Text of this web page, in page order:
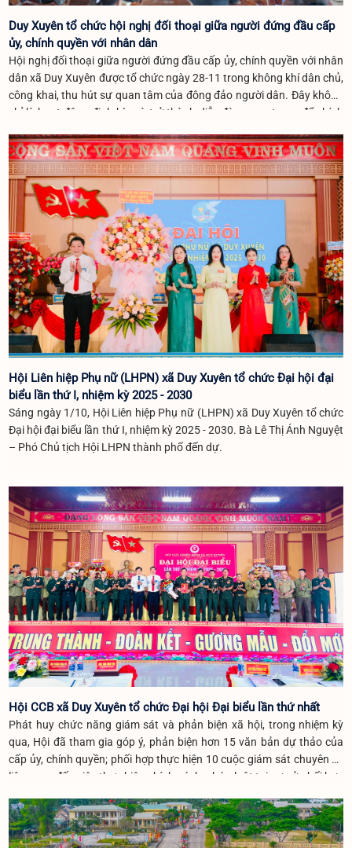
Duy Xuyên tổ chức hội nghị đối thoại giữa người đứng đầu cấp
ủy, chính quyền với nhân dân
Hội nghị đối thoại giữa người đứng đầu cấp ủy, chính quyền với nhân
dân xã Duy Xuyên được tổ chức ngày 28-11 trong không khí dân chủ,
công khai, thu hút sự quan tâm của đông đảo người dân. Đây không
chỉ là hoạt động định kỳ mà trở thành diễn đàn quan trọng để chính
sau các đợt mưa lũ vừa qua.
Hội Liên hiệp Phụ nữ (LHPN) xã Duy Xuyên tổ chức Đại hội đại
biểu lần thứ I, nhiệm kỳ 2025 - 2030
Sáng ngày 1/10, Hội Liên hiệp Phụ nữ (LHPN) xã Duy Xuyên tổ chức
Đại hội đại biểu lần thứ I, nhiệm kỳ 2025 - 2030. Bà Lê Thị Ánh Nguyệt
– Phó Chủ tịch Hội LHPN thành phố đến dự.
Hội CCB xã Duy Xuyên tổ chức Đại hội Đại biểu lần thứ nhất
Phát huy chức năng giám sát và phản biện xã hội, trong nhiệm kỳ
qua, Hội đã tham gia góp ý, phản biện hơn 15 văn bản dự thảo của
cấp ủy, chính quyền; phối hợp thực hiện 10 cuộc giám sát chuyên đề
liên quan đến việc thực hiện chính sách, pháp luật tại cơ sở.phối hợp
truyền thống cách mạng cho hơn 1.200 lượt đoàn viên, thanh niên và
học sinh.